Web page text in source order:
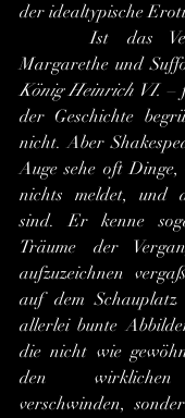
der idealtypische
König Heinrich VI. –
der Geschichte
nicht. Aber
Auge sehe oft
nichts meldet, und
sind. Er kenne
Träume der
aufzuzeichnen
auf dem Schauplatz
allerlei bunte
die nicht wie
den wirklichen
verschwinden,